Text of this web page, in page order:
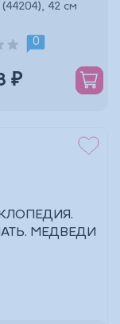
42 см
0
₽